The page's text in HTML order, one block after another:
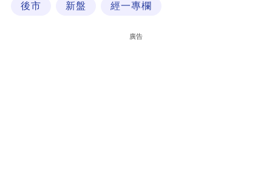
技
後市 新盤 經一專欄
廣告